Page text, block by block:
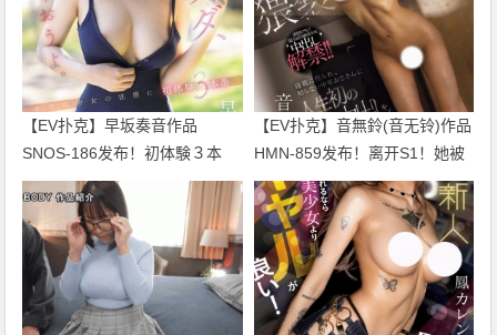
【EV扑克】早坂奏音作品
SNOS-186发布！初体験３本
番！他的美好BODY要被污染
了！【EV扑克官网】
【EV扑克】音無鈴(音无铃)作品
HMN-859发布！离开S1！她被
妈妈卖了中出解禁！【EV扑克
官网】